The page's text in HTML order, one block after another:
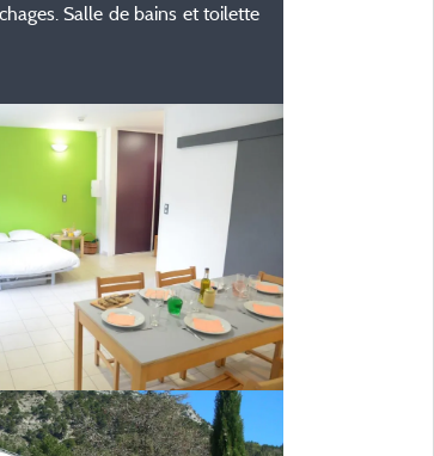
Salle de bains et toilette